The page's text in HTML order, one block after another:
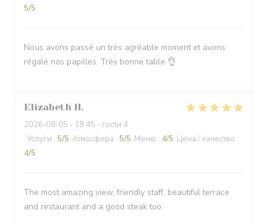
5/5
Nous avons passé un très agréable moment et avons
régalé nos papilles. Très bonne table 👌
Elizabeth H
2026-08-05 - 19:45 - гости 4
Услуги : 5/5 Атмосфера : 5/5 Меню : 4/5 Цена / качество :
4/5
The most amazing view, friendly staff, beautiful terrace
and restaurant and a good steak too.